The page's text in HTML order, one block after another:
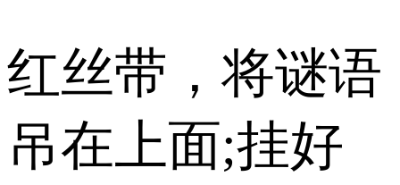
红丝带，将谜语
吊在上面;挂好